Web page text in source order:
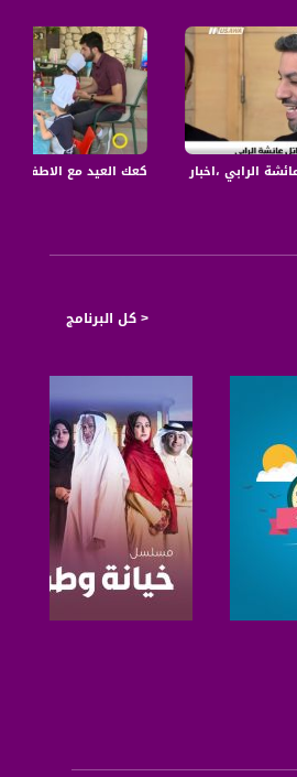
كعك العيد مع الاطفال -،اخبار مساواة،24.1.2019، مساواة
< كل البرنامج